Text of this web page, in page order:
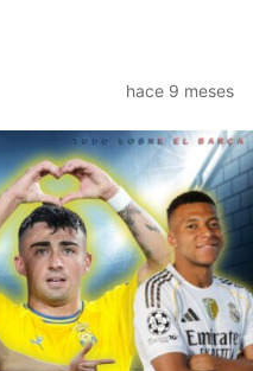
hace 9 meses